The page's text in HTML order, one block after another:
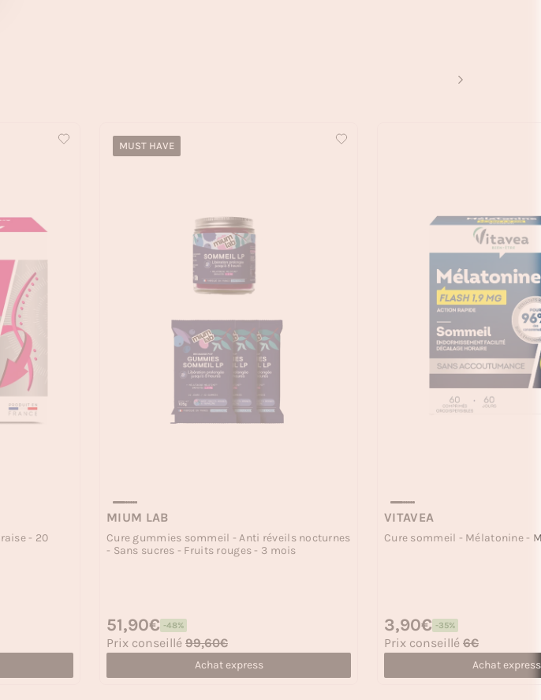
- 20
MUST HAVE
MIUM LAB
Cure gummies sommeil - Anti réveils nocturnes
- Sans sucres - Fruits rouges - 3 mois
Prix soldé
51,90€ -48%
Prix habituel
Prix conseillé 99,60€
Achat express
VITAVEA
Cure sommeil - Mélatonine -
Prix soldé
3,90€ -35%
Prix habituel
Prix conseillé 6€
Achat express